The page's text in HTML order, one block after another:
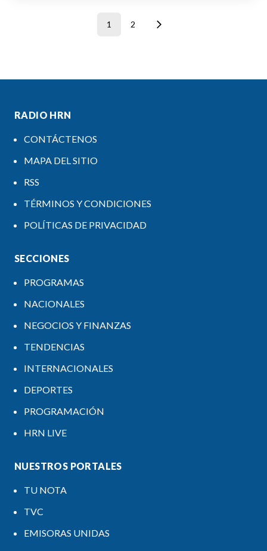
1 2
RADIO HRN
CONTÁCTENOS
MAPA DEL SITIO
RSS
TÉRMINOS Y CONDICIONES
POLÍTICAS DE PRIVACIDAD
SECCIONES
PROGRAMAS
NACIONALES
NEGOCIOS Y FINANZAS
TENDENCIAS
INTERNACIONALES
DEPORTES
PROGRAMACIÓN
HRN LIVE
NUESTROS PORTALES
TU NOTA
TVC
EMISORAS UNIDAS